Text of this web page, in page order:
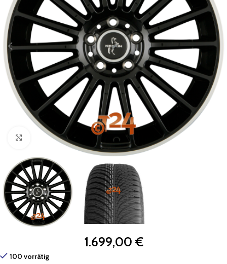
Zum Vergrößern klicken
1.699,00 €
100 vorrätig